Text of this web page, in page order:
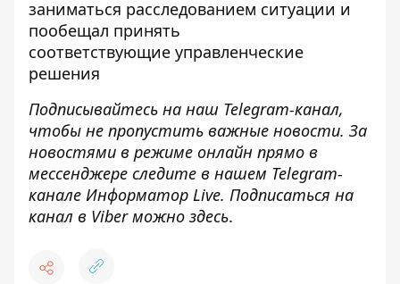
заниматься расследованием ситуации и
пообещал принять
соответствующие управленческие
решения
Подписывайтесь на наш Telegram-канал,
чтобы не пропустить важные новости. За
новостями в режиме онлайн прямо в
мессенджере следите в нашем Telegram-
канале Информатор Live. Подписаться на
канал в Viber можно здесь.